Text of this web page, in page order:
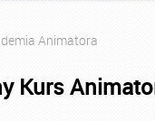
Animatora
Kurs